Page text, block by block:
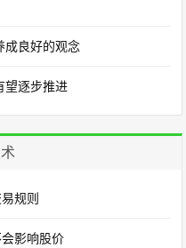
成良好的观念
望逐步推进
规则
影响股价